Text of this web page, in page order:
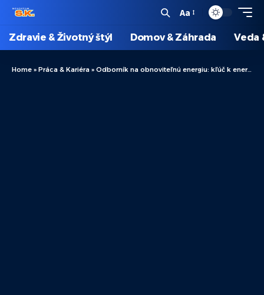
Aa
Zdravie & Životný štýl Domov & Záhrada Veda
Home » Práca & Kariéra » Odborník na obnoviteľnú energiu: kľúč k energetike budúcnosti